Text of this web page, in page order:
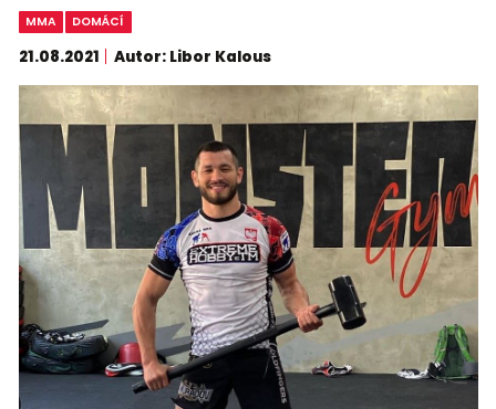
MMA DOMÁCÍ
21.08.2021 Autor: Libor Kalous